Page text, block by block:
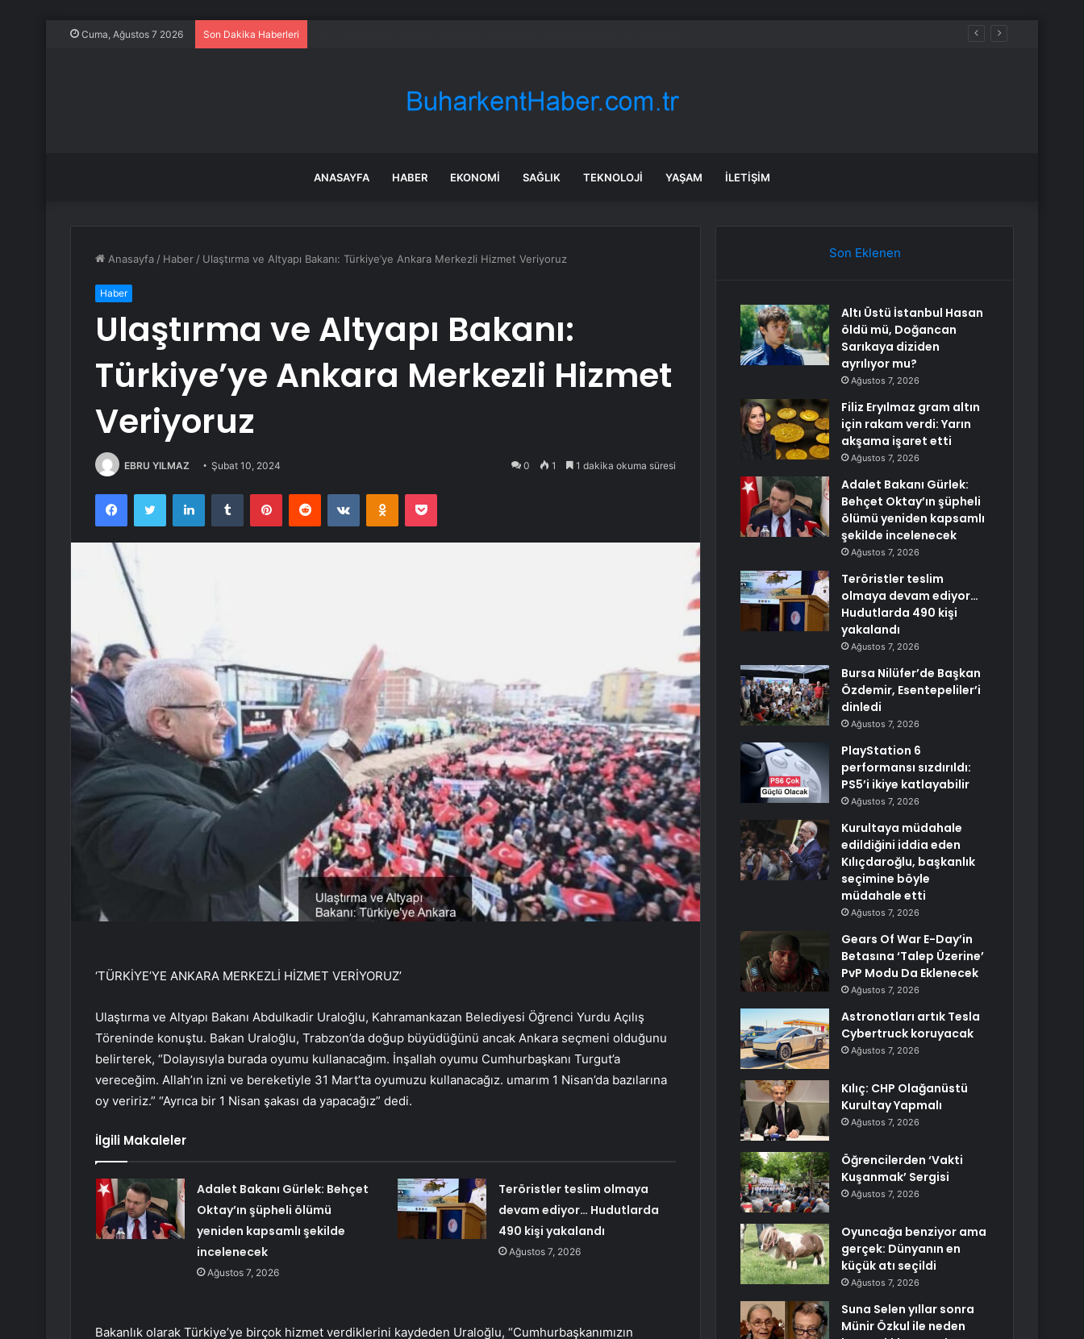
Cuma, Ağustos 7 2026 Son Dakika Haberleri
ANASAYFA HABER EKONOMI SAĞLIK TEKNOLOJI YAŞAM İLETIŞIM
Anasayfa / Haber / Ulaştırma ve Altyapı Bakanı: Türkiye’ye Ankara Merkezli Hizmet Veriyoruz
Haber
Ulaştırma ve Altyapı Bakanı:
Türkiye’ye Ankara Merkezli Hizmet
Veriyoruz
EBRU YILMAZ Şubat 10, 2024 0 1 1 dakika okuma süresi
FacebookTwitter LinkedInTumblr PinterestReddit VKontakteOdnoklassniki
Pocket
‘TÜRKİYE’YE ANKARA MERKEZLİ HİZMET VERİYORUZ’
Ulaştırma ve Altyapı Bakanı Abdulkadir Uraloğlu, Kahramankazan Belediyesi Öğrenci Yurdu Açılış
Töreninde konuştu. Bakan Uraloğlu, Trabzon’da doğup büyüdüğünü ancak Ankara seçmeni olduğunu
belirterek, “Dolayısıyla burada oyumu kullanacağım. İnşallah oyumu Cumhurbaşkanı Turgut’a
vereceğim. Allah’ın izni ve bereketiyle 31 Mart’ta oyumuzu kullanacağız. umarım 1 Nisan’da bazılarına
oy veririz.” “Ayrıca bir 1 Nisan şakası da yapacağız” dedi.
İlgili Makaleler
Adalet Bakanı Gürlek: Behçet
Oktay’ın şüpheli ölümü
yeniden kapsamlı şekilde
incelenecek
Ağustos 7, 2026
Teröristler teslim olmaya
devam ediyor… Hudutlarda
490 kişi yakalandı
Ağustos 7, 2026
Bakanlık olarak Türkiye’ye birçok hizmet verdiklerini kaydeden Uraloğlu, “Cumhurbaşkanımızın
Son Eklenen
Altı Üstü İstanbul Hasan
öldü mü, Doğancan
Sarıkaya diziden
ayrılıyor mu?
Ağustos 7, 2026
Filiz Eryılmaz gram altın
için rakam verdi: Yarın
akşama işaret etti
Ağustos 7, 2026
Adalet Bakanı Gürlek:
Behçet Oktay’ın şüpheli
ölümü yeniden kapsamlı
şekilde incelenecek
Ağustos 7, 2026
Teröristler teslim
olmaya devam ediyor…
Hudutlarda 490 kişi
yakalandı
Ağustos 7, 2026
Bursa Nilüfer’de Başkan
Özdemir, Esentepeliler’i
dinledi
Ağustos 7, 2026
PlayStation 6
performansı sızdırıldı:
PS5’i ikiye katlayabilir
Ağustos 7, 2026
Kurultaya müdahale
edildiğini iddia eden
Kılıçdaroğlu, başkanlık
seçimine böyle
müdahale etti
Ağustos 7, 2026
Gears Of War E-Day’in
Betasına ‘Talep Üzerine’
PvP Modu Da Eklenecek
Ağustos 7, 2026
Astronotları artık Tesla
Cybertruck koruyacak
Ağustos 7, 2026
Kılıç: CHP Olağanüstü
Kurultay Yapmalı
Ağustos 7, 2026
Öğrencilerden ‘Vakti
Kuşanmak’ Sergisi
Ağustos 7, 2026
Oyuncağa benziyor ama
gerçek: Dünyanın en
küçük atı seçildi
Ağustos 7, 2026
Suna Selen yıllar sonra
Münir Özkul ile neden